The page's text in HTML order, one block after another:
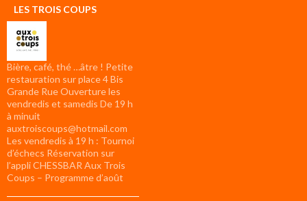
LES TROIS COUPS
Bière, café, thé …âtre ! Petite
restauration sur place 4 Bis
Grande Rue Ouverture les
vendredis et samedis De 19 h
à minuit
auxtroiscoups@hotmail.com
Les vendredis à 19 h : Tournoi
d’échecs Réservation sur
l’appli CHESSBAR Aux Trois
Coups – Programme d’août